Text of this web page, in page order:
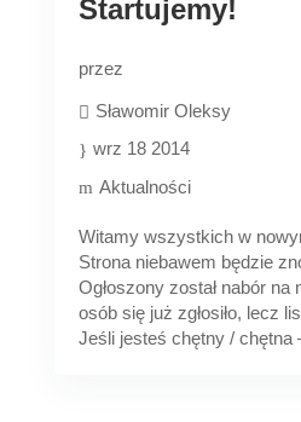
Startujemy!
przez
Sławomir Oleksy
wrz 18 2014
Aktualności
Witamy wszystkich w
Strona niebawem będzie
Ogłoszony został nabór
osób się już zgłosiło, lecz
Jeśli jesteś chętny / chętna